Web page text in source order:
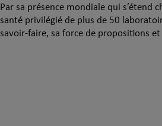
Par sa présence mondiale qui s’étend
santé privilégié de plus de 50
savoir-faire, sa force de propositions